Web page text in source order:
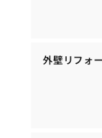
外壁リフォ